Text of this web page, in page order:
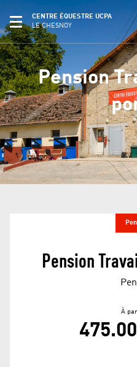
CENTRE ÉQUESTRE UCPA
LE CHESNOY
Pension
Pension
À